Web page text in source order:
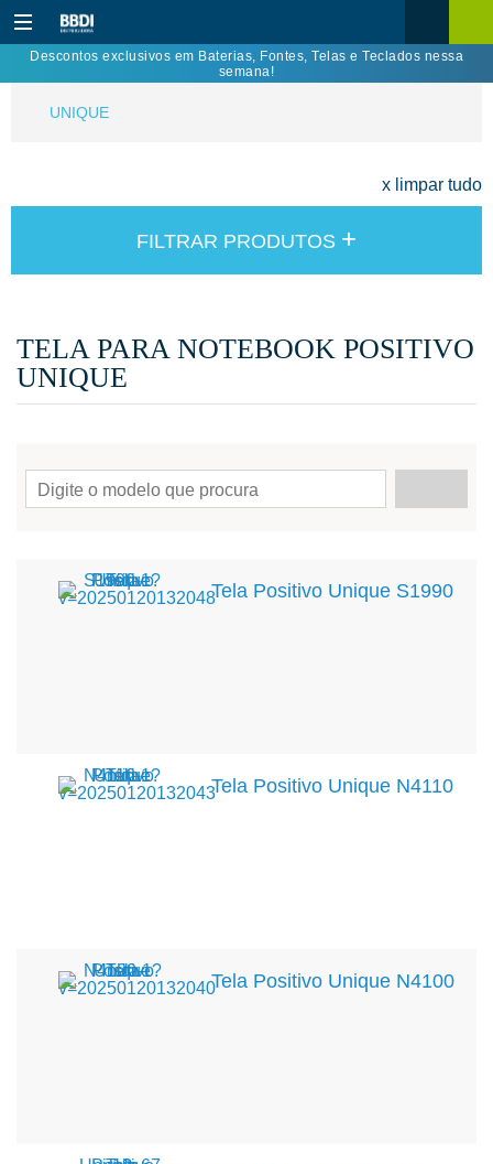
Descontos exclusivos em Baterias, Fontes, Telas e Teclados nessa
semana!
UNIQUE
x limpar tudo
FILTRAR PRODUTOS +
TELA PARA NOTEBOOK POSITIVO
UNIQUE
Tela Positivo Unique S1990
Tela Positivo Unique N4110
Tela Positivo Unique N4100